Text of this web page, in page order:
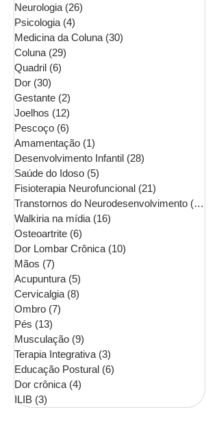
Neurologia (26)
Psicologia (4)
Medicina da Coluna (30)
Coluna (29)
Quadril (6)
Dor (30)
Gestante (2)
Joelhos (12)
Pescoço (6)
Amamentação (1)
Desenvolvimento Infantil (28)
Saúde do Idoso (5)
Fisioterapia Neurofuncional (21)
Transtornos do Neurodesenvolvimento (16)
Walkiria na mídia (16)
Osteoartrite (6)
Dor Lombar Crônica (10)
Mãos (7)
Acupuntura (5)
Cervicalgia (8)
Ombro (7)
Pés (13)
Musculação (9)
Terapia Integrativa (3)
Educação Postural (6)
Dor crônica (4)
ILIB (3)